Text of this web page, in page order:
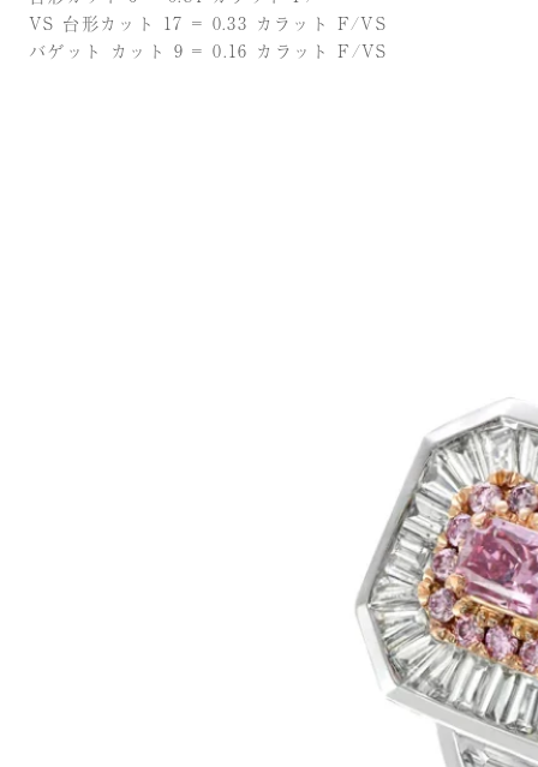
VS 台形カット 17 = 0.33 カラット F/VS
バゲット カット 9 = 0.16 カラット F/VS